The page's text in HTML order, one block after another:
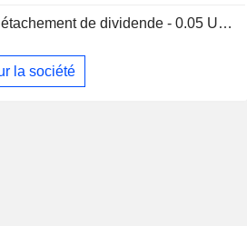
de dividende - 0.05 USD
la société